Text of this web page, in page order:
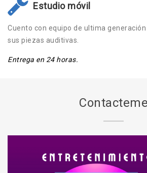
Estudio móvil
Cuento con equipo de ultima
sus piezas auditivas.
Entrega en 24 horas.
Contacteme